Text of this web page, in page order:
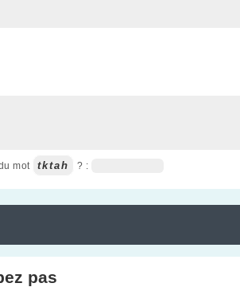
mot tktah ? :
pas